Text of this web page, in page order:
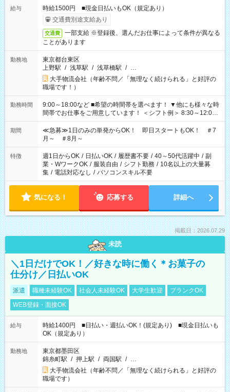
給与
時給1500円 ■現金日払いもOK（規定あり）
交通費別途支給あり
交通費
一部支給 ※登録後、選んだお仕事によって条件が異なる
ことがあります
勤務地
東京都台東区
上野駅 / 浅草駅 / 浅草橋駅 / …
大手物流会社（年齢不問／「無理なく続けられる」と好評の
職場です！）
勤務時間
9:00～18:00など ■希望の時間帯を選べます！ ▼他にも様々な時
間帯でお仕事をご用意しています！ ＜シフト例＞ 8:30～12:00
17:00～22:00 13:00～22:00 22:00～翌6:00 など
期間
≪急募≫1日のみの単発からOK！ 即日スタートもOK！ ＃7
月～ ＃8月～
特徴 週1日からOK / 日払いOK / 履歴書不要 / 40～50代活躍中 / 副
業・WワークOK / 服装自由 / シフト勤務 / 10名以上の大量募
集 / 電話対応なし / パソコンスキル不要
気になる！ 応募する 詳細へ
掲載日：2026.07.29
未読
＼1日だけでOK！／好きな時に働く＊お菓子の
仕分け／日払いOK
派遣 職種未経験OK 社会人未経験OK 大学生歓迎
ブランクOK
WEB登録・面接OK
給与
時給1400円 ■日払い・週払いOK！(規定あり) ■現金日払いも
OK（規定あり）
勤務地
東京都墨田区
錦糸町駅 / 押上駅 / 両国駅 / …
大手物流会社（年齢不問／「無理なく続けられる」と好評の
職場です）